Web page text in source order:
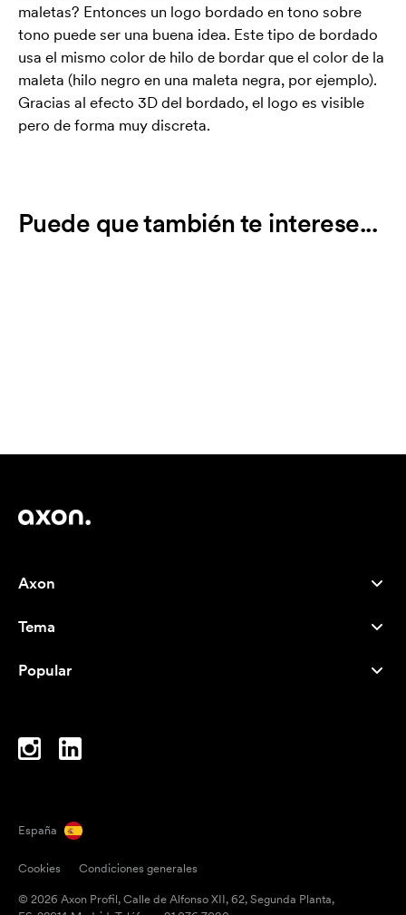
maletas? Entonces un logo bordado en tono sobre
tono puede ser una buena idea. Este tipo de bordado
usa el mismo color de hilo de bordar que el color de la
maleta (hilo negro en una maleta negra, por ejemplo).
Gracias al efecto 3D del bordado, el logo es visible
pero de forma muy discreta.
Puede que también te interese...
Axon
Nosotros
Careers
Tema
Más vendidos
Inspiración
Popular
Cuadernos
España
Cookies
Condiciones generales
© 2026 Axon Profil, Calle de Alfonso XII, 62, Segunda Planta,